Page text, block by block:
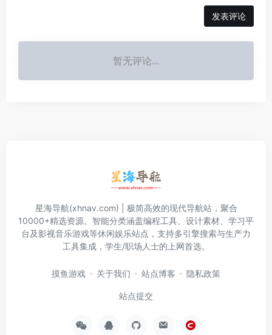
发表评论
暂无评论...
星海导航(xhnav.com) | 极简高效的现代导航站，聚合
10000+精选资源。智能分类涵盖编程工具、设计素材、学习平
台及影视音乐游戏等休闲娱乐站点，支持多引擎搜索与生产力
工具集成，学生/职场人士的上网首选。
摸鱼游戏 关于我们 站点博客 隐私政策
站点提交